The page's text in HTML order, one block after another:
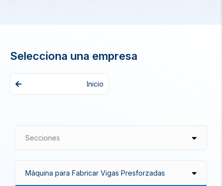
Selecciona una empresa
Inicio
Secciones